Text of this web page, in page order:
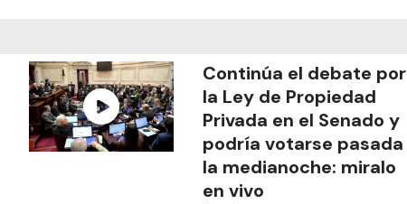
Continúa el debate por
la Ley de Propiedad
Privada en el Senado y
podría votarse pasada
la medianoche: miralo
en vivo